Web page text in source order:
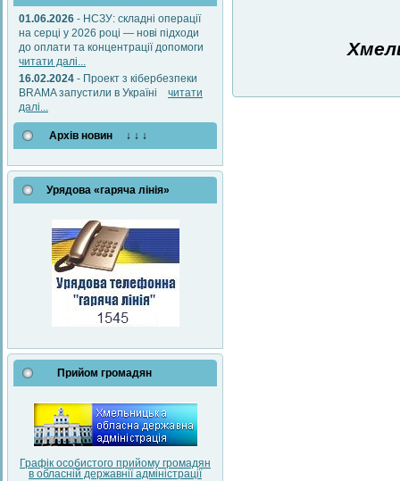
01.06.2026 - НСЗУ: складні операції
на серці у 2026 році — нові підходи
до оплати та концентрації допомоги
читати далі...
16.02.2024 - Проект з кібербезпеки
BRAMA запустили в Україні читати
далі...
Архів новин ↓ ↓ ↓
Урядова «гаряча лінія»
Прийом громадян
Графік особистого прийому громадян
в обласній державнії адміністрації